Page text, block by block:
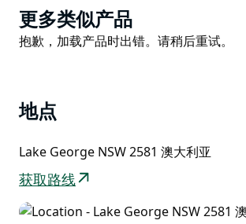
乔治湖位于一片引人注目的景观中，占地
公里，随着干旱的消退，水位多年来不断
数量也随之增加。
Product
List
更多类似产品
Product
抱歉，加载产品时出错。请稍后重试。
地点
Lake George NSW 2581 澳大利亚
获取路线